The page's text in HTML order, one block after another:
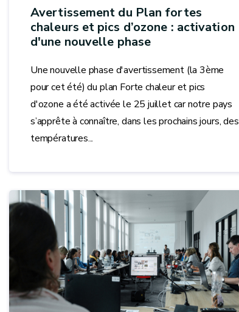
Avertissement du Plan fortes
chaleurs et pics d’ozone : activation
d'une nouvelle phase
Une nouvelle phase d'avertissement (la 3ème
pour cet été) du plan Forte chaleur et pics
d'ozone a été activée le 25 juillet car notre pays
s’apprête à connaître, dans les prochains jours, des
températures...